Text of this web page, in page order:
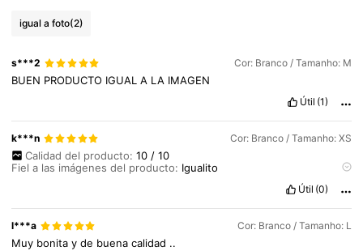
4,75
igual a foto(2)
s***2 Cor: Branco / Tamanho: M
BUEN PRODUCTO IGUALA LA IMAGEN
Útil (1)
k***n Cor: Branco / Tamanho: XS
Calidad del producto: 10 / 10
Fiel a las imágenes del producto: Igualito
Útil (0)
l***a Cor: Branco / Tamanho: L
Muy bonitayde buenacalidad ..